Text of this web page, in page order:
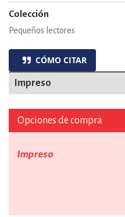
Colección
Pequeños lectores
CÓMO CITAR
Impreso
Opciones de compra
Impreso